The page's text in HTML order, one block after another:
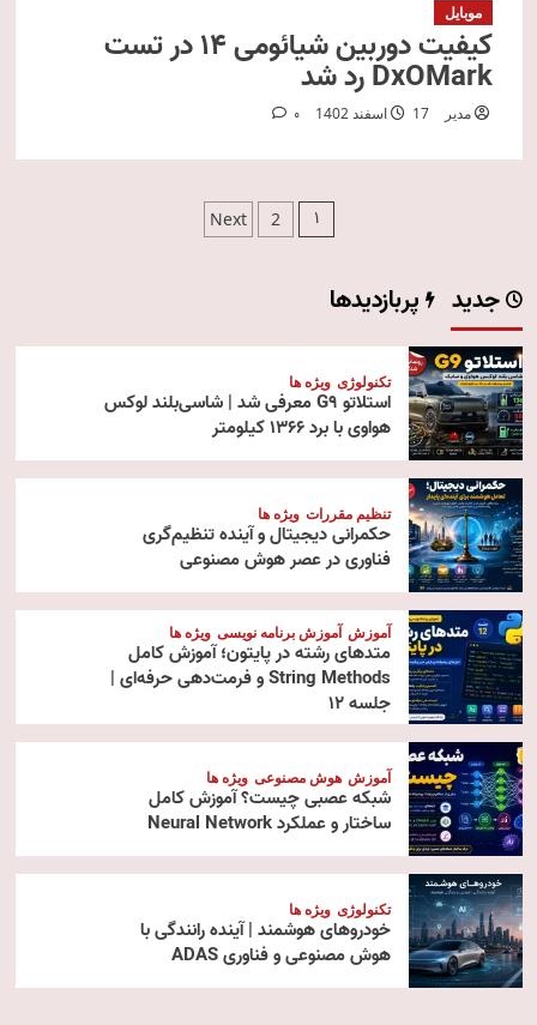
موبایل
کیفیت دوربین شیائومی 14 در تست
DxOMark رد شد
مدیر 17 اسفند 1402 0
صفحه‌بندی
1
2
Next
جدید پربازدیدها
تکنولوژی ویژه ها
استلاتو G9 معرفی شد | شاسی‌بلند لوکس
هواوی با برد ۱۳۶۶ کیلومتر
تنظیم مقررات ویژه ها
حکمرانی دیجیتال و آینده تنظیم‌گری
فناوری در عصر هوش مصنوعی
آموزش آموزش برنامه نویسی ویژه ها
متدهای رشته در پایتون؛ آموزش کامل
String Methods و فرمت‌دهی حرفه‌ای |
جلسه ۱۲
آموزش هوش مصنوعی ویژه ها
شبکه عصبی چیست؟ آموزش کامل
ساختار و عملکرد Neural Network
تکنولوژی ویژه ها
خودروهای هوشمند | آینده رانندگی با
هوش مصنوعی و فناوری ADAS